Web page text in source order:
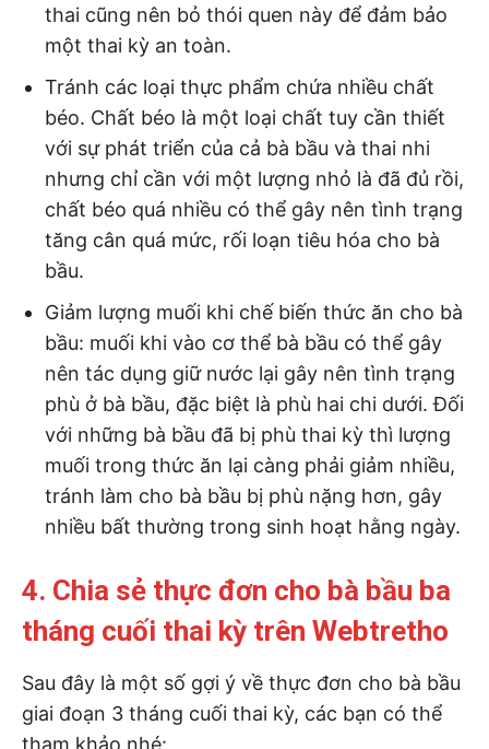
thai cũng nên bỏ thói quen này để đảm bảo
một thai kỳ an toàn.
Tránh các loại thực phẩm chứa nhiều chất
béo. Chất béo là một loại chất tuy cần thiết
với sự phát triển của cả bà bầu và thai nhi
nhưng chỉ cần với một lượng nhỏ là đã đủ rồi,
chất béo quá nhiều có thể gây nên tình trạng
tăng cân quá mức, rối loạn tiêu hóa cho bà
bầu.
Giảm lượng muối khi chế biến thức ăn cho bà
bầu: muối khi vào cơ thể bà bầu có thể gây
nên tác dụng giữ nước lại gây nên tình trạng
phù ở bà bầu, đặc biệt là phù hai chi dưới. Đối
với những bà bầu đã bị phù thai kỳ thì lượng
muối trong thức ăn lại càng phải giảm nhiều,
tránh làm cho bà bầu bị phù nặng hơn, gây
nhiều bất thường trong sinh hoạt hằng ngày.
4. Chia sẻ thực đơn cho bà bầu ba
tháng cuối thai kỳ trên Webtretho
Sau đây là một số gợi ý về thực đơn cho bà bầu
giai đoạn 3 tháng cuối thai kỳ, các bạn có thể
tham khảo nhé: